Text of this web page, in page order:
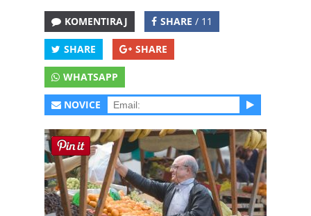
KOMENTIRAJ SHARE / 11
SHARE SHARE
WHATSAPP
NOVICE